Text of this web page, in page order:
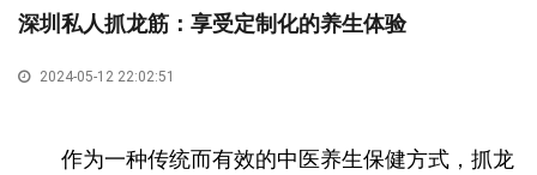
深圳私人抓龙筋：享受定制化的养生体验
2024-05-12 22:02:51
作为一种传统而有效的中医养生保健方式，抓龙